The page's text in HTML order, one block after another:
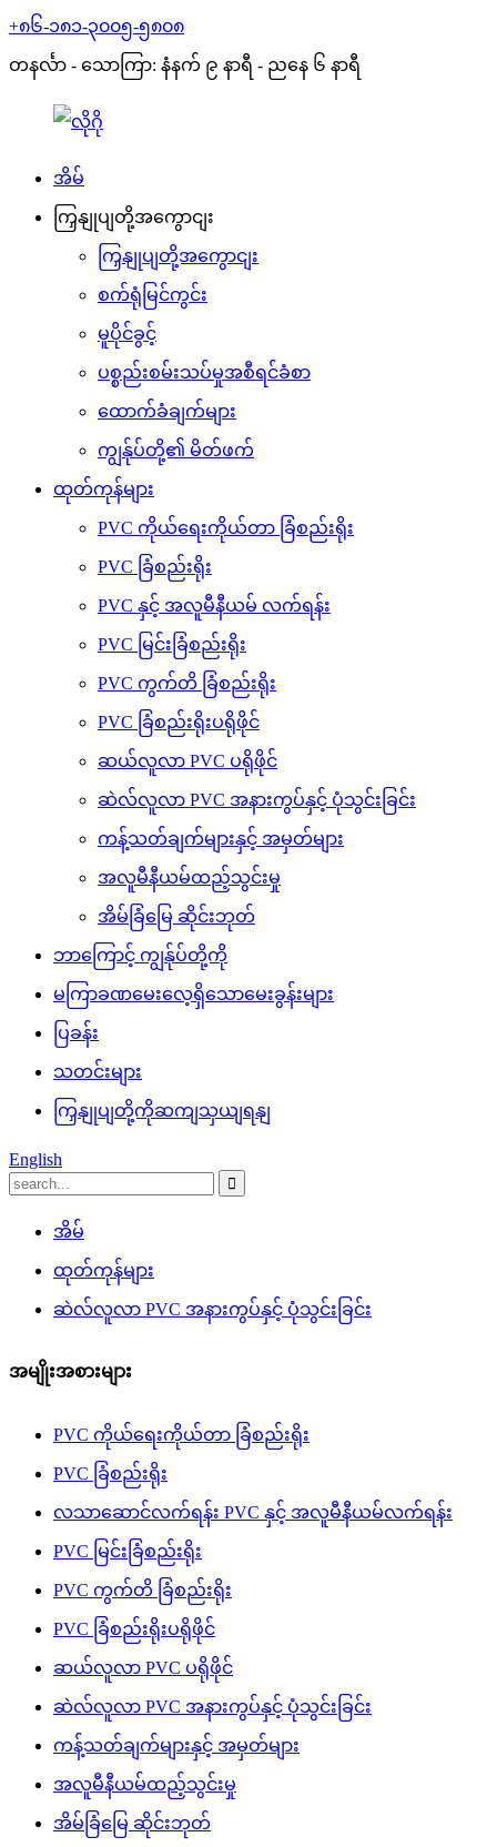
+၈၆-၁၈၁-၃၀၀၅-၅၈၀၈
တနင်္လာ - သောကြာ: နံနက် ၉ နာရီ - ညနေ ၆ နာရီ
အိမ်
ကြှနျုပျတို့အကွောငျး
ကြှနျုပျတို့အကွောငျး
စက်ရုံမြင်ကွင်း
မူပိုင်ခွင့်
ပစ္စည်းစမ်းသပ်မှုအစီရင်ခံစာ
ထောက်ခံချက်များ
ကျွန်ုပ်တို့၏ မိတ်ဖက်
ထုတ်ကုန်များ
PVC ကိုယ်ရေးကိုယ်တာ ခြံစည်းရိုး
PVC ခြံစည်းရိုး
PVC နှင့် အလူမီနီယမ် လက်ရန်း
PVC မြင်းခြံစည်းရိုး
PVC ကွက်တိ ခြံစည်းရိုး
PVC ခြံစည်းရိုးပရိုဖိုင်
ဆယ်လူလာ PVC ပရိုဖိုင်
ဆဲလ်လူလာ PVC အနားကွပ်နှင့် ပုံသွင်းခြင်း
ကန့်သတ်ချက်များနှင့် အမှတ်များ
အလူမီနီယမ်ထည့်သွင်းမှု
အိမ်ခြံမြေ ဆိုင်းဘုတ်
ဘာကြောင့် ကျွန်ုပ်တို့ကို
မကြာခဏမေးလေ့ရှိသောမေးခွန်းများ
ပြခန်း
သတင်းများ
ကြှနျုပျတို့ကိုဆကျသှယျရနျ
English
အိမ်
ထုတ်ကုန်များ
ဆဲလ်လူလာ PVC အနားကွပ်နှင့် ပုံသွင်းခြင်း
အမျိုးအစားများ
PVC ကိုယ်ရေးကိုယ်တာ ခြံစည်းရိုး
PVC ခြံစည်းရိုး
လသာဆောင်လက်ရန်း PVC နှင့် အလူမီနီယမ်လက်ရန်း
PVC မြင်းခြံစည်းရိုး
PVC ကွက်တိ ခြံစည်းရိုး
PVC ခြံစည်းရိုးပရိုဖိုင်
ဆယ်လူလာ PVC ပရိုဖိုင်
ဆဲလ်လူလာ PVC အနားကွပ်နှင့် ပုံသွင်းခြင်း
ကန့်သတ်ချက်များနှင့် အမှတ်များ
အလူမီနီယမ်ထည့်သွင်းမှု
အိမ်ခြံမြေ ဆိုင်းဘုတ်